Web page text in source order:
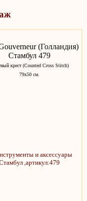
(Голландия)
Стамбул 479
крест (Counted Cross Stitch)
79х50 см.